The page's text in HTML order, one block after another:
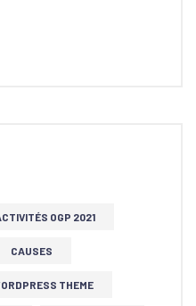
OGP 2021
CAUSES
THEME